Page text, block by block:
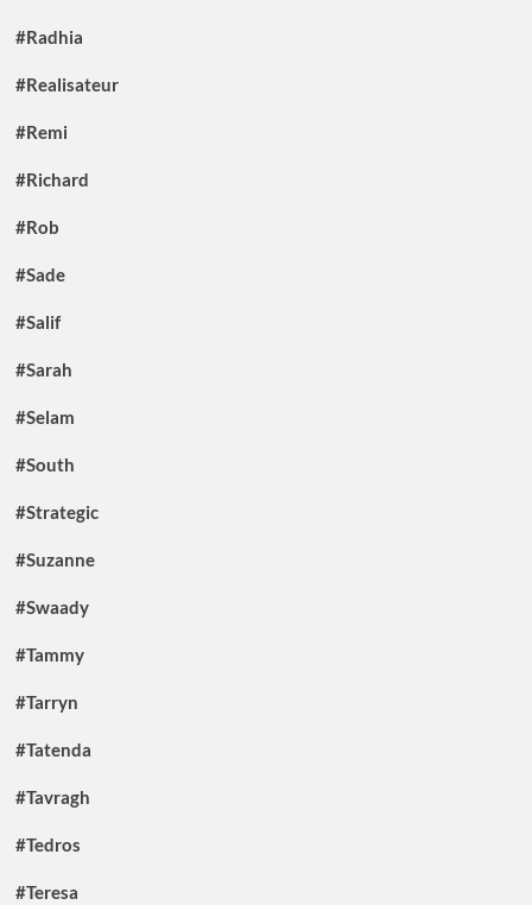
#Radhia
#Realisateur
#Remi
#Richard
#Rob
#Sade
#Salif
#Sarah
#Selam
#South
#Strategic
#Suzanne
#Swaady
#Tammy
#Tarryn
#Tatenda
#Tavragh
#Tedros
#Teresa